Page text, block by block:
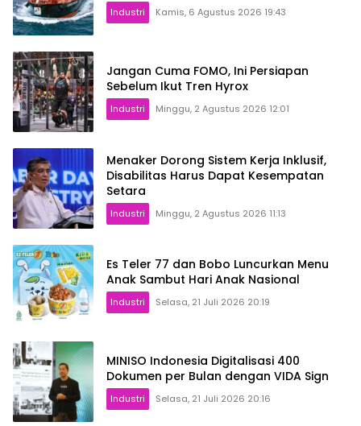
Industri Kamis, 6 Agustus 2026 19:43
Jangan Cuma FOMO, Ini Persiapan
Sebelum Ikut Tren Hyrox
Industri Minggu, 2 Agustus 2026 12:01
Menaker Dorong Sistem Kerja Inklusif,
Disabilitas Harus Dapat Kesempatan
Setara
Industri Minggu, 2 Agustus 2026 11:13
Es Teler 77 dan Bobo Luncurkan Menu
Anak Sambut Hari Anak Nasional
Industri Selasa, 21 Juli 2026 20:19
MINISO Indonesia Digitalisasi 400
Dokumen per Bulan dengan VIDA Sign
Industri Selasa, 21 Juli 2026 20:16